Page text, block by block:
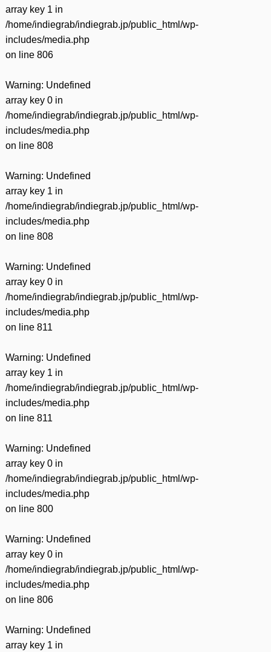
array key 1 in
/home/indiegrab/indiegrab.jp/public_html/wp-
includes/media.php
on line 806
Warning: Undefined
array key 0 in
/home/indiegrab/indiegrab.jp/public_html/wp-
includes/media.php
on line 808
Warning: Undefined
array key 1 in
/home/indiegrab/indiegrab.jp/public_html/wp-
includes/media.php
on line 808
Warning: Undefined
array key 0 in
/home/indiegrab/indiegrab.jp/public_html/wp-
includes/media.php
on line 811
Warning: Undefined
array key 1 in
/home/indiegrab/indiegrab.jp/public_html/wp-
includes/media.php
on line 811
Warning: Undefined
array key 0 in
/home/indiegrab/indiegrab.jp/public_html/wp-
includes/media.php
on line 800
Warning: Undefined
array key 0 in
/home/indiegrab/indiegrab.jp/public_html/wp-
includes/media.php
on line 806
Warning: Undefined
array key 1 in